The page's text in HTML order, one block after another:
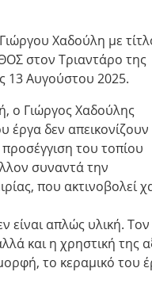
Χαδούλη με
στον Τριαντάρο της
13 Αυγούστου 2025.
ο Γιώργος Χαδούλης
έργα δεν απεικονίζουν
του τοπίου
συναντά την
που ακτινοβολεί
είναι απλώς υλική. Τον
και η χρηστική της
το κεραμικό του